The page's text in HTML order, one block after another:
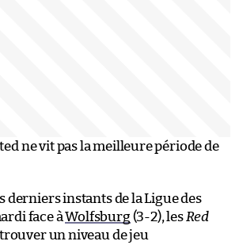
ne vit pas la meilleure période de
derniers instants de la Ligue des
face àWolfsburg (3-2), les Red
un niveau de jeu